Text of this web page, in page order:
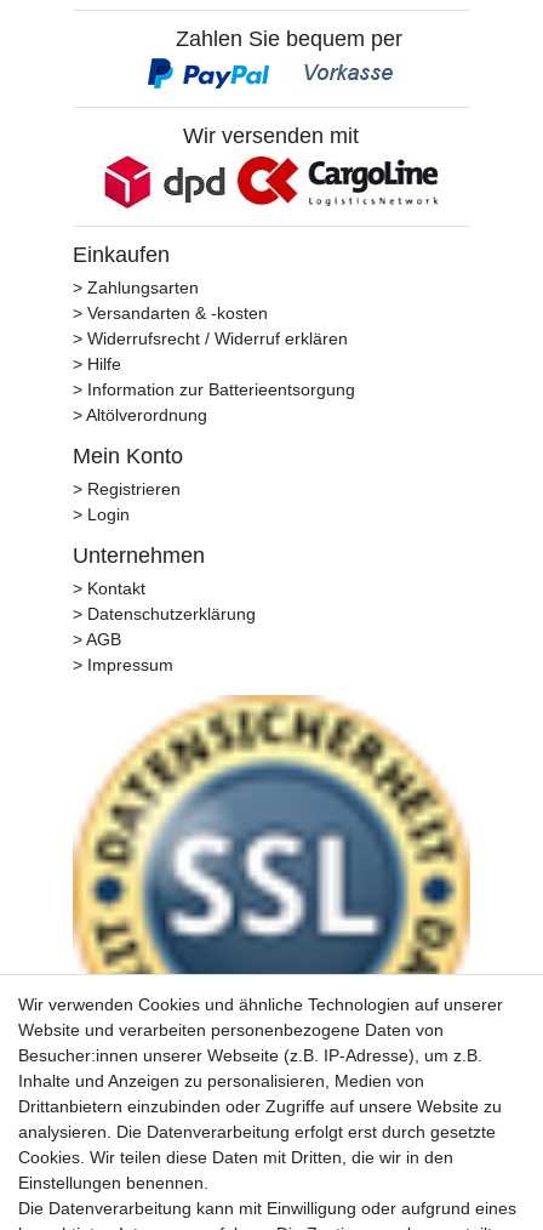
Zahlen Sie bequem per
Wir versenden mit
Einkaufen
> Zahlungsarten
> Versandarten & -kosten
> Widerrufsrecht / Widerruf erklären
> Hilfe
> Information zur Batterieentsorgung
> Altölverordnung
Mein Konto
> Registrieren
> Login
Unternehmen
> Kontakt
> Datenschutzerklärung
> AGB
> Impressum
Wir verwenden Cookies und ähnliche Technologien auf unserer
Website und verarbeiten personenbezogene Daten von
Besucher:innen unserer Webseite (z.B. IP-Adresse), um z.B.
Inhalte und Anzeigen zu personalisieren, Medien von
Drittanbietern einzubinden oder Zugriffe auf unsere Website zu
analysieren. Die Datenverarbeitung erfolgt erst durch gesetzte
Cookies. Wir teilen diese Daten mit Dritten, die wir in den
Einstellungen benennen.
Die Datenverarbeitung kann mit Einwilligung oder aufgrund eines